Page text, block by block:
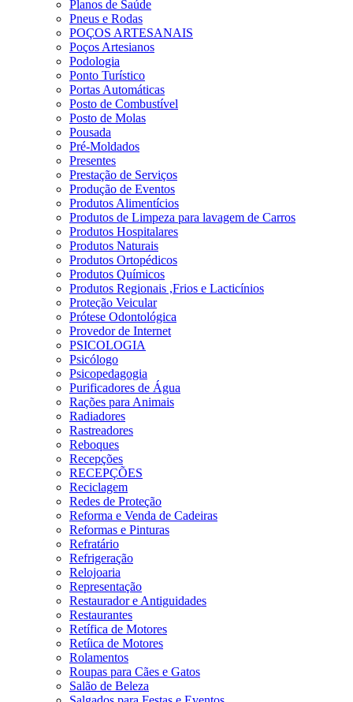
Planos de Saúde
Pneus e Rodas
POÇOS ARTESANAIS
Poços Artesianos
Podologia
Ponto Turístico
Portas Automáticas
Posto de Combustível
Posto de Molas
Pousada
Pré-Moldados
Presentes
Prestação de Serviços
Produção de Eventos
Produtos Alimentícios
Produtos de Limpeza para lavagem de Carros
Produtos Hospitalares
Produtos Naturais
Produtos Ortopédicos
Produtos Químicos
Produtos Regionais ,Frios e Lacticínios
Proteção Veicular
Prótese Odontológica
Provedor de Internet
PSICOLOGIA
Psicólogo
Psicopedagogia
Purificadores de Água
Rações para Animais
Radiadores
Rastreadores
Reboques
Recepções
RECEPÇÕES
Reciclagem
Redes de Proteção
Reforma e Venda de Cadeiras
Reformas e Pinturas
Refratário
Refrigeração
Relojoaria
Representação
Restaurador e Antiguidades
Restaurantes
Retífica de Motores
Retíica de Motores
Rolamentos
Roupas para Cães e Gatos
Salão de Beleza